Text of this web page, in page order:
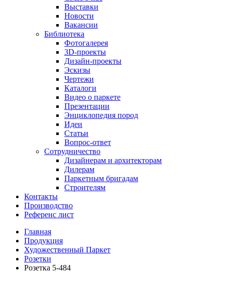
Выставки
Новости
Вакансии
Библиотека
Фотогалерея
3D-проекты
Дизайн-проекты
Эскизы
Чертежи
Каталоги
Видео о паркете
Презентации
Энциклопедия пород
Идеи
Статьи
Вопрос-ответ
Сотрудничество
Дизайнерам и архитекторам
Дилерам
Паркетным бригадам
Строителям
Контакты
Производство
Референс лист
Главная
Продукция
Художественный Паркет
Розетки
Розетка 5-484